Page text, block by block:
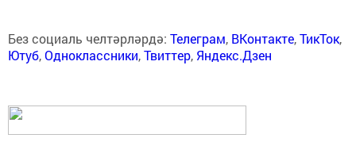
Без социаль челтәрләрдә: Телеграм, ВКонтакте,ТикТок,
Ютуб,Одноклассники,Твиттер, Яндекс.Дзен